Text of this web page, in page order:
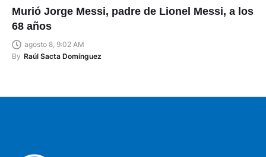
Murió Jorge Messi, padre de Lionel Messi, a los
68 años
agosto 8, 9:02 AM
By Raúl Sacta Domínguez